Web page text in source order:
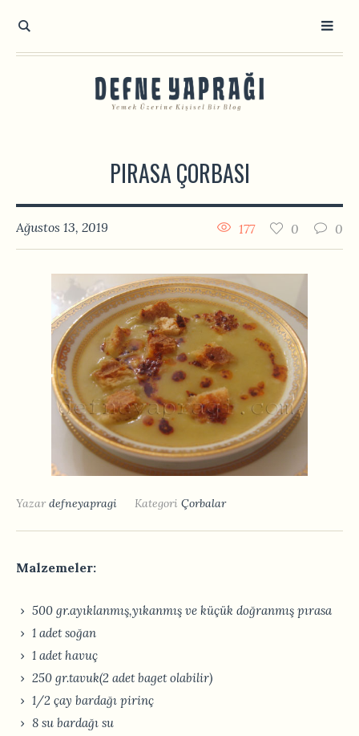
PIRASA ÇORBASI
Ağustos 13, 2019 0
0
177
Yazardefneyapragi Kategori Çorbalar
Malzemeler:
500 gr.ayıklanmış,yıkanmış ve küçük doğranmış pırasa
1 adet soğan
1 adet havuç
250 gr.tavuk(2 adet baget olabilir)
1/2 çay bardağı pirinç
8 su bardağı su